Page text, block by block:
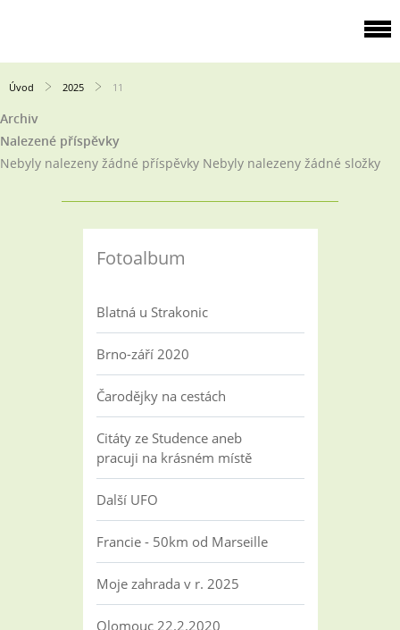
Úvod 2025 11
Archiv
Nalezené příspěvky
Nebyly nalezeny žádné příspěvky Nebyly nalezeny žádné složky
Fotoalbum
Blatná u Strakonic
Brno-září 2020
Čarodějky na cestách
Citáty ze Studence aneb
pracuji na krásném místě
Další UFO
Francie - 50km od Marseille
Moje zahrada v r. 2025
Olomouc 22.2.2020